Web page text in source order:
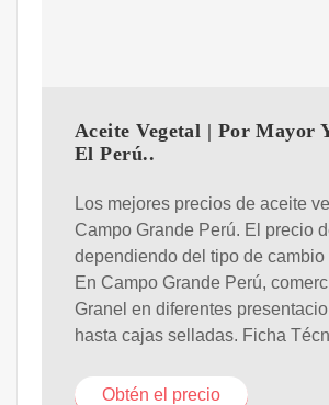
Aceite Vegetal | Por Mayor
El Perú..
Los mejores precios de aceite
Campo Grande Perú. El precio
dependiendo del tipo de
En Campo Grande Perú,
Granel en diferentes
hasta cajas selladas. Ficha
Obtén el precio